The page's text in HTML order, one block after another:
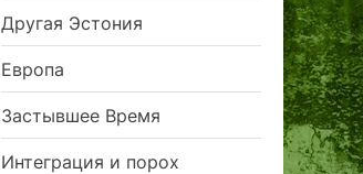
Другая Эстония
Европа
Застывшее Время
Интеграция и порох